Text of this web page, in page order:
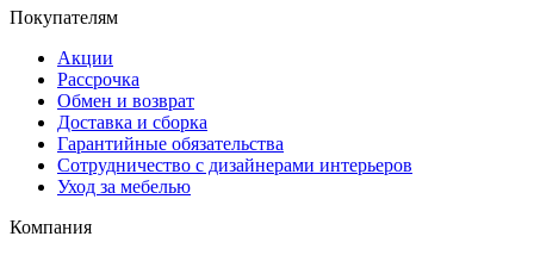
Покупателям
Акции
Рассрочка
Обмен и возврат
Доставка и сборка
Гарантийные обязательства
Сотрудничество с дизайнерами интерьеров
Уход за мебелью
Компания